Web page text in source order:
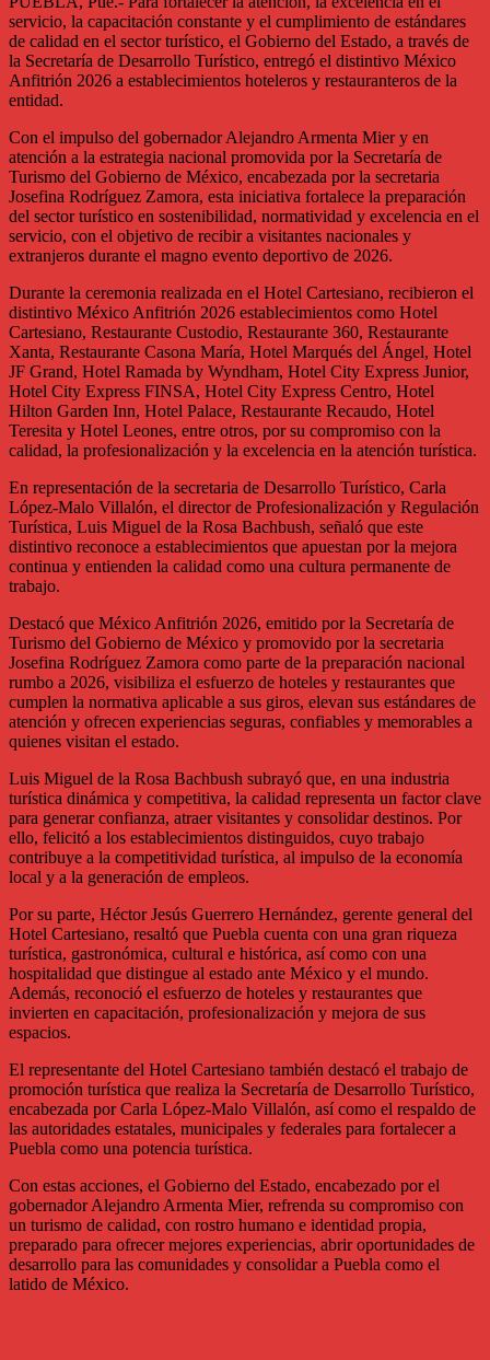
servicio, la capacitación constante y el cumplimiento de estándares
de calidad en el sector turístico, el Gobierno del Estado, a través de
la Secretaría de Desarrollo Turístico, entregó el distintivo México
Anfitrión 2026 a establecimientos hoteleros y restauranteros de la
entidad.
Con el impulso del gobernador Alejandro Armenta Mier y en
atención a la estrategia nacional promovida por la Secretaría de
Turismo del Gobierno de México, encabezada por la secretaria
Josefina Rodríguez Zamora, esta iniciativa fortalece la preparación
del sector turístico en sostenibilidad, normatividad y excelencia en el
servicio, con el objetivo de recibir a visitantes nacionales y
extranjeros durante el magno evento deportivo de 2026.
Durante la ceremonia realizada en el Hotel Cartesiano, recibieron el
distintivo México Anfitrión 2026 establecimientos como Hotel
Cartesiano, Restaurante Custodio, Restaurante 360, Restaurante
Xanta, Restaurante Casona María, Hotel Marqués del Ángel, Hotel
JF Grand, Hotel Ramada by Wyndham, Hotel City Express Junior,
Hotel City Express FINSA, Hotel City Express Centro, Hotel
Hilton Garden Inn, Hotel Palace, Restaurante Recaudo, Hotel
Teresita y Hotel Leones, entre otros, por su compromiso con la
calidad, la profesionalización y la excelencia en la atención turística.
En representación de la secretaria de Desarrollo Turístico, Carla
López-Malo Villalón, el director de Profesionalización y Regulación
Turística, Luis Miguel de la Rosa Bachbush, señaló que este
distintivo reconoce a establecimientos que apuestan por la mejora
continua y entienden la calidad como una cultura permanente de
trabajo.
Destacó que México Anfitrión 2026, emitido por la Secretaría de
Turismo del Gobierno de México y promovido por la secretaria
Josefina Rodríguez Zamora como parte de la preparación nacional
rumbo a 2026, visibiliza el esfuerzo de hoteles y restaurantes que
cumplen la normativa aplicable a sus giros, elevan sus estándares de
atención y ofrecen experiencias seguras, confiables y memorables a
quienes visitan el estado.
Luis Miguel de la Rosa Bachbush subrayó que, en una industria
turística dinámica y competitiva, la calidad representa un factor clave
para generar confianza, atraer visitantes y consolidar destinos. Por
ello, felicitó a los establecimientos distinguidos, cuyo trabajo
contribuye a la competitividad turística, al impulso de la economía
local y a la generación de empleos.
Por su parte, Héctor Jesús Guerrero Hernández, gerente general del
Hotel Cartesiano, resaltó que Puebla cuenta con una gran riqueza
turística, gastronómica, cultural e histórica, así como con una
hospitalidad que distingue al estado ante México y el mundo.
Además, reconoció el esfuerzo de hoteles y restaurantes que
invierten en capacitación, profesionalización y mejora de sus
espacios.
El representante del Hotel Cartesiano también destacó el trabajo de
promoción turística que realiza la Secretaría de Desarrollo Turístico,
encabezada por Carla López-Malo Villalón, así como el respaldo de
las autoridades estatales, municipales y federales para fortalecer a
Puebla como una potencia turística.
Con estas acciones, el Gobierno del Estado, encabezado por el
gobernador Alejandro Armenta Mier, refrenda su compromiso con
un turismo de calidad, con rostro humano e identidad propia,
preparado para ofrecer mejores experiencias, abrir oportunidades de
desarrollo para las comunidades y consolidar a Puebla como el
latido de México.